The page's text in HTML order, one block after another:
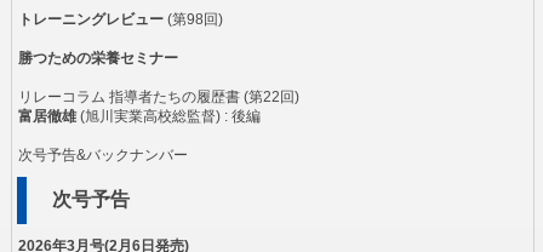
トレーニングレビュー(第98回)
勝つための栄養セミナー
リレーコラム 指導者たちの履歴書 (第22回)
富居徹雄(旭川実業高校総監督) : 後編
次号予告&バックナンバー
次号予告
2026年3月号(2月6日発売)